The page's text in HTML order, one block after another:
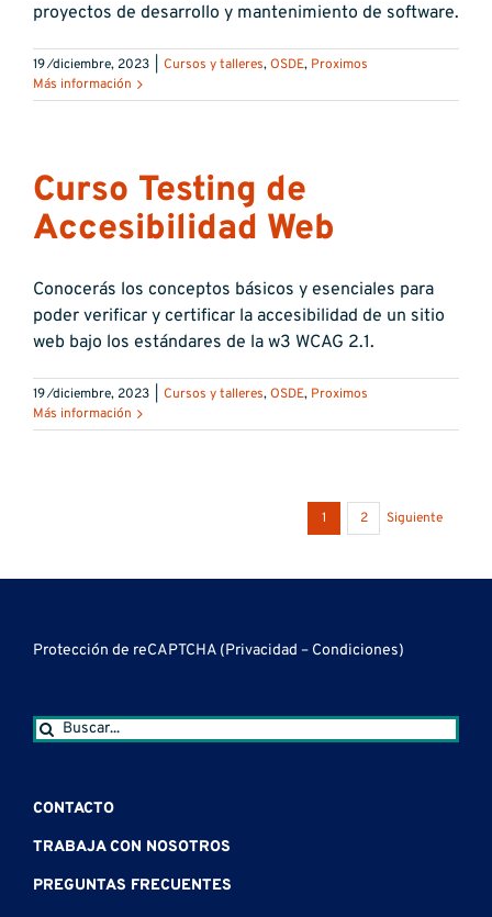
proyectos de desarrollo y mantenimiento de software.
19 ⁄diciembre, 2023 Cursos y talleres,OSDE, Proximos
Más información
Curso Testing de
Accesibilidad Web
Conocerás los conceptos básicos y esenciales para
poder verificar y certificar la accesibilidad de un sitio
web bajo los estándares de la w3 WCAG 2.1.
19 ⁄diciembre, 2023 Cursos y talleres,OSDE, Proximos
Más información
1 2 Siguiente
Protección de reCAPTCHA (Privacidad – Condiciones)
Buscar:
CONTACTO
TRABAJA CON NOSOTROS
PREGUNTAS FRECUENTES